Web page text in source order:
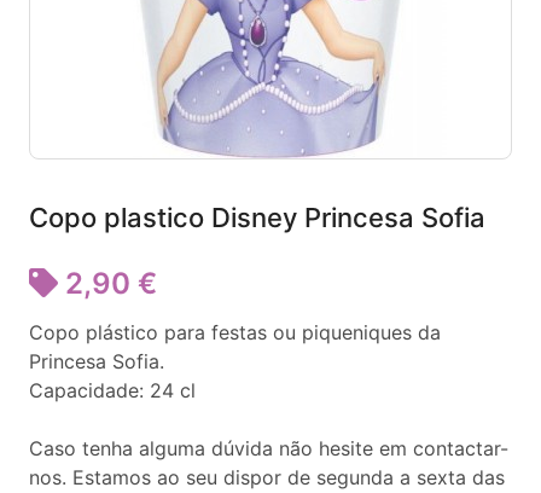
Copo plastico Disney Princesa Sofia
2,90 €
Copo plástico para festas ou piqueniques da
Princesa Sofia.
Capacidade: 24 cl
Caso tenha alguma dúvida não hesite em contactar-
nos. Estamos ao seu dispor de segunda a sexta das